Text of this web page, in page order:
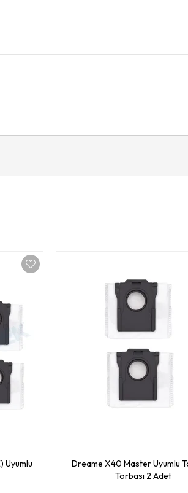
Uyumlu
Dreame X40 Master Uyumlu
Torbası 2 Adet